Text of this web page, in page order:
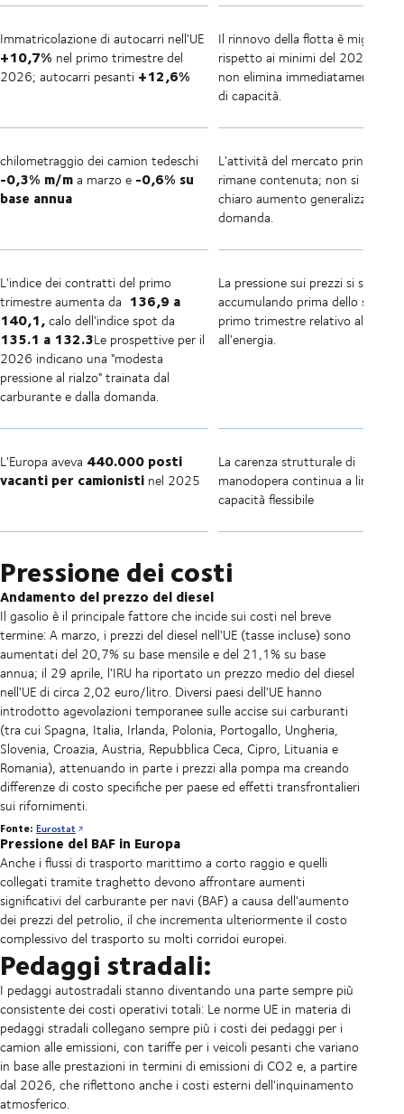
Immatricolazione di autocarri nell'UE
+10,7% nel primo trimestre del
2026; autocarri pesanti +12,6%
Il rinnovo della flotta è migliorato
rispetto ai minimi del 2025, ma
non elimina immediatamente i
di capacità.
chilometraggio dei camion tedeschi
-0,3% m/ma marzo e -0,6% su
base annua
L'attività del mercato principale
rimane contenuta; non si
chiaro aumento generalizzato
domanda.
L'indice dei contratti del primo
trimestre aumenta da 136,9 a
140,1,calo dell'indice spot da
135.1 a 132.3Le prospettive per il
2026 indicano una "modesta
pressione al rialzo" trainata dal
carburante e dalla domanda.
La pressione sui prezzi si stava
accumulando prima dello shock
primo trimestre relativo al diesel
all'energia.
L'Europa aveva 440.000 posti
vacanti per camionistinel 2025
La carenza strutturale di
manodopera continua a limitare
capacità flessibile
Pressione dei costi
Andamento del prezzo del diesel
Il gasolio è il principale fattore che incide sui costi nel breve
termine: A marzo, i prezzi del diesel nell'UE (tasse incluse) sono
aumentati del 20,7% su base mensile e del 21,1% su base
annua; il 29 aprile, l'IRU ha riportato un prezzo medio del diesel
nell'UE di circa 2,02 euro/litro. Diversi paesi dell'UE hanno
introdotto agevolazioni temporanee sulle accise sui carburanti
(tra cui Spagna, Italia, Irlanda, Polonia, Portogallo, Ungheria,
Slovenia, Croazia, Austria, Repubblica Ceca, Cipro, Lituania e
Romania), attenuando in parte i prezzi alla pompa ma creando
differenze di costo specifiche per paese ed effetti transfrontalieri
sui rifornimenti.
Fonte: Eurostat
Pressione del BAF in Europa
Anche i flussi di trasporto marittimo a corto raggio e quelli
collegati tramite traghetto devono affrontare aumenti
significativi del carburante per navi (BAF) a causa dell'aumento
dei prezzi del petrolio, il che incrementa ulteriormente il costo
complessivo del trasporto su molti corridoi europei.
Pedaggi stradali:
I pedaggi autostradali stanno diventando una parte sempre più
consistente dei costi operativi totali: Le norme UE in materia di
pedaggi stradali collegano sempre più i costi dei pedaggi per i
camion alle emissioni, con tariffe per i veicoli pesanti che variano
in base alle prestazioni in termini di emissioni di CO2 e, a partire
dal 2026, che riflettono anche i costi esterni dell'inquinamento
atmosferico.